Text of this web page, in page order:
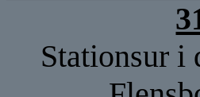
Stationsur i